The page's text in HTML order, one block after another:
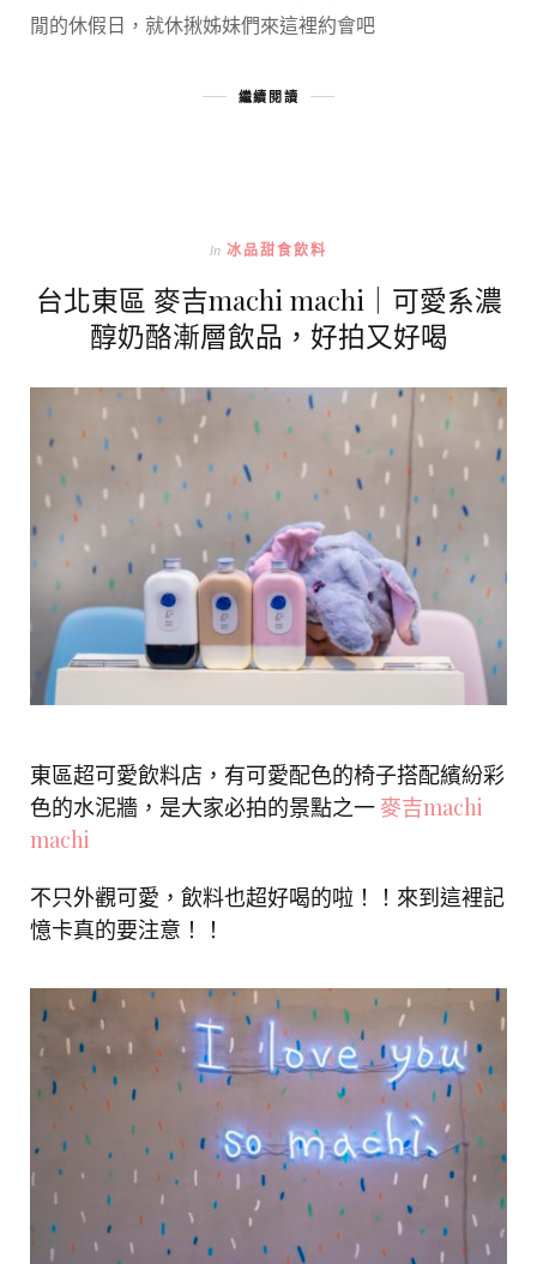
閒的休假日，就休揪姊妹們來這裡約會吧
繼續閱讀
In 冰品甜食飲料
台北東區 麥吉machi machi｜可愛系濃
醇奶酪漸層飲品，好拍又好喝
東區超可愛飲料店，有可愛配色的椅子搭配繽紛彩
色的水泥牆，是大家必拍的景點之一 麥吉machi
machi
不只外觀可愛，飲料也超好喝的啦！！來到這裡記
憶卡真的要注意！！